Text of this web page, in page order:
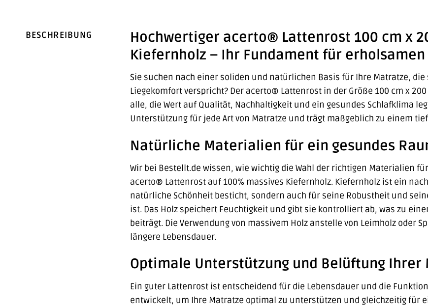
BESCHREIBUNG
Hochwertiger acerto® Lattenrost 100 cm x
Kiefernholz – Ihr Fundament für erholsamen
Sie suchen nach einer soliden und natürlichen Basis für Ihre Matratze,
Liegekomfort verspricht? Der acerto® Lattenrost in der Größe 100 cm x
alle, die Wert auf Qualität, Nachhaltigkeit und ein gesundes Schlafklima
Unterstützung für jede Art von Matratze und trägt maßgeblich zu einem
Natürliche Materialien für ein gesundes
Wir bei Bestellt.de wissen, wie wichtig die Wahl der richtigen Materialien
acerto® Lattenrost auf 100% massives Kiefernholz. Kiefernholz ist ein
natürliche Schönheit besticht, sondern auch für seine Robustheit und
ist. Das Holz speichert Feuchtigkeit und gibt sie kontrolliert ab, was zu
beiträgt. Die Verwendung von massivem Holz anstelle von Leimholz oder
längere Lebensdauer.
Optimale Unterstützung und Belüftung Ihrer
Ein guter Lattenrost ist entscheidend für die Lebensdauer und die
entwickelt, um Ihre Matratze optimal zu unterstützen und gleichzeitig für